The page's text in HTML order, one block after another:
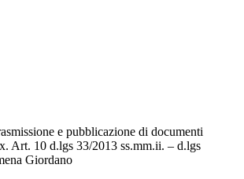
e pubblicazione di documenti
Art. 10 d.lgs 33/2013 ss.mm.ii. – d.lgs
Giordano